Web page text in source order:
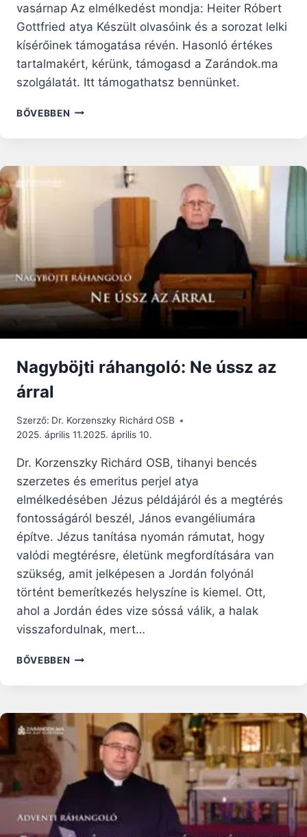
vasárnap Az elmélkedést mondja: Heiter Róbert
Gottfried atya Készült olvasóink és a sorozat lelki
kísérőinek támogatása révén. Hasonló értékes
tartalmakért, kérünk, támogasd a Zarándok.ma
szolgálatát. Itt támogathatsz bennünket.
BŐVEBBEN VASÁRNAPI
NEM
EL…
Nagyböjti ráhangoló: Ne ússz az
árral
Szerző: Dr. Korzenszky Richárd OSB
2025. április 11.2025. április 10.
Dr. Korzenszky Richárd OSB, tihanyi bencés
szerzetes és emeritus perjel atya
elmélkedésében Jézus példájáról és a megtérés
fontosságáról beszél, János evangéliumára
építve. Jézus tanítása nyomán rámutat, hogy
valódi megtérésre, életünk megfordítására van
szükség, amit jelképesen a Jordán folyónál
történt bemerítkezés helyszíne is kiemel. Ott,
ahol a Jordán édes vize sóssá válik, a halak
visszafordulnak, mert…
BŐVEBBEN NAGYBÖJTI
AZ
ÁRRAL